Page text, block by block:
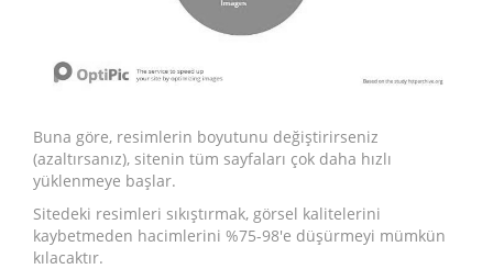
Buna göre, resimlerin boyutunu değiştirirseniz
(azaltırsanız), sitenin tüm sayfaları çok daha hızlı
yüklenmeye başlar.
Sitedeki resimleri sıkıştırmak, görsel kalitelerini
kaybetmeden hacimlerini %75-98'e düşürmeyi mümkün
kılacaktır.